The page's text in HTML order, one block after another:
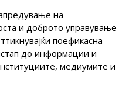
на
и доброто управување
поефикасна
до информации и
медиумите и